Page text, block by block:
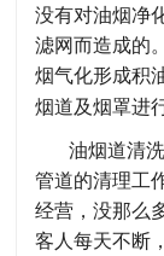
没有对油烟净
滤网而造成的
烟气化形成积
烟道及烟罩进
油烟道清
管道的清理工
经营，没那么
客人每天不断